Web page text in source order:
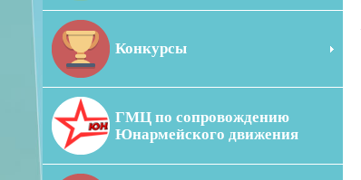
Конкурсы
ГМЦ по сопровождению
Юнармейского движения